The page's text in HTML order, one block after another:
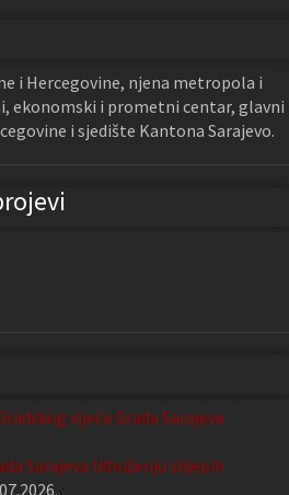
i Hercegovine, njena metropola i
ekonomski i prometni centar, glavni
i sjedište Kantona Sarajevo.
vijeća Grada Sarajeva
Sarajeva Udruženju slijepih